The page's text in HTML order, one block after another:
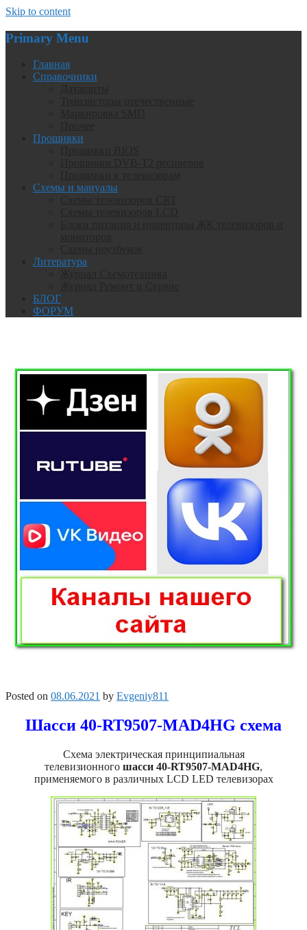
Skip to content
Primary Menu
Главная
Справочники
Прошивки
Схемы и мануалы
Литература
БЛОГ
ФОРУМ
Posted on 08.06.2021 by Evgeniy811
Шасси 40-RT9507-MAD4HG схема
Схема электрическая принципиальная
телевизионного шасси 40-RT9507-MAD4HG,
применяемого в различных LCD LED телевизорах